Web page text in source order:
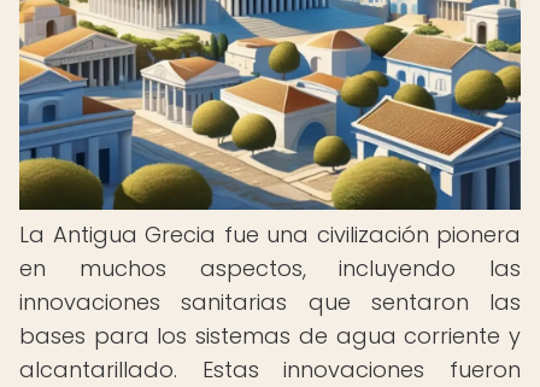
La Antigua Grecia fue una civilización pionera
en muchos aspectos, incluyendo las
innovaciones sanitarias que sentaron las
bases para los sistemas de agua corriente y
alcantarillado. Estas innovaciones fueron